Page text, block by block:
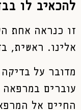
להכאיב לו
זו כנראה אחת
אלינו. ראשית,
מדובר על
עוברים
החיים אל